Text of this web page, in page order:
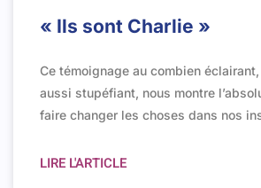
« Ils sont Charlie »
Ce témoignage au combien
aussi stupéfiant, nous montre
faire changer les choses dans nos
LIRE L'ARTICLE